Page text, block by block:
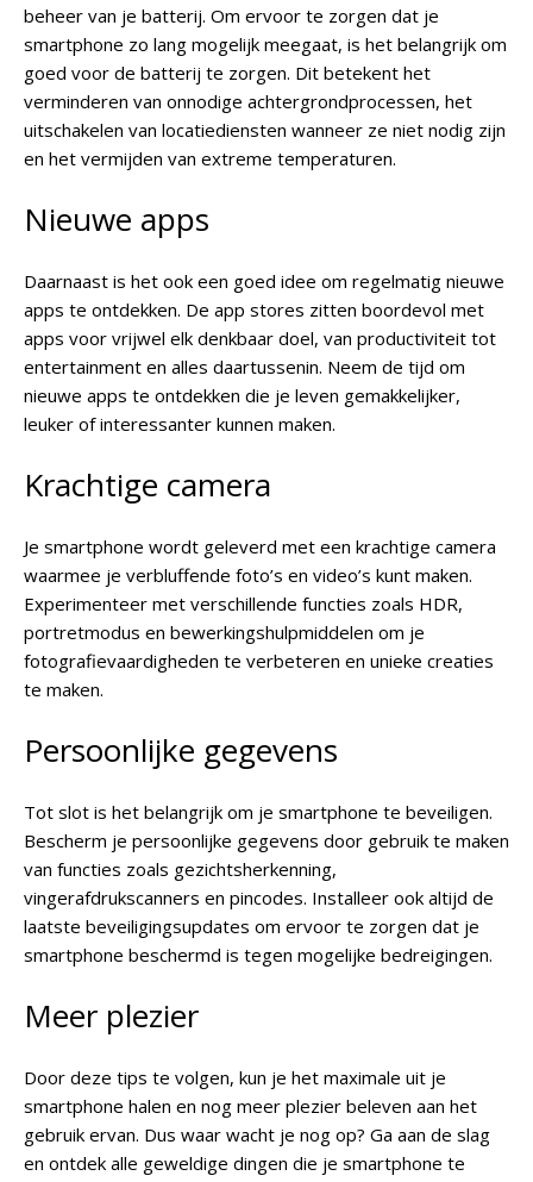
beheer van je batterij. Om ervoor te zorgen dat je
smartphone zo lang mogelijk meegaat, is het belangrijk om
goed voor de batterij te zorgen. Dit betekent het
verminderen van onnodige achtergrondprocessen, het
uitschakelen van locatiediensten wanneer ze niet nodig zijn
en het vermijden van extreme temperaturen.
Nieuwe apps
Daarnaast is het ook een goed idee om regelmatig nieuwe
apps te ontdekken. De app stores zitten boordevol met
apps voor vrijwel elk denkbaar doel, van productiviteit tot
entertainment en alles daartussenin. Neem de tijd om
nieuwe apps te ontdekken die je leven gemakkelijker,
leuker of interessanter kunnen maken.
Krachtige camera
Je smartphone wordt geleverd met een krachtige camera
waarmee je verbluffende foto’s en video’s kunt maken.
Experimenteer met verschillende functies zoals HDR,
portretmodus en bewerkingshulpmiddelen om je
fotografievaardigheden te verbeteren en unieke creaties
te maken.
Persoonlijke gegevens
Tot slot is het belangrijk om je smartphone te beveiligen.
Bescherm je persoonlijke gegevens door gebruik te maken
van functies zoals gezichtsherkenning,
vingerafdrukscanners en pincodes. Installeer ook altijd de
laatste beveiligingsupdates om ervoor te zorgen dat je
smartphone beschermd is tegen mogelijke bedreigingen.
Meer plezier
Door deze tips te volgen, kun je het maximale uit je
smartphone halen en nog meer plezier beleven aan het
gebruik ervan. Dus waar wacht je nog op? Ga aan de slag
en ontdek alle geweldige dingen die je smartphone te